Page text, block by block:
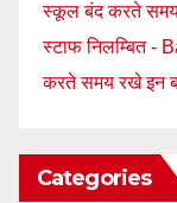
स्कूल बंद करते समय
स्टाफ निलम्बित -
करते समय रखे इन
Categories